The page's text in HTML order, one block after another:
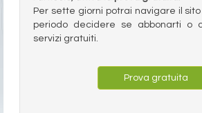
Per sette giorni potrai navigare il
periodo decidere se abbonarti o
servizi gratuiti.
Prova gratuita